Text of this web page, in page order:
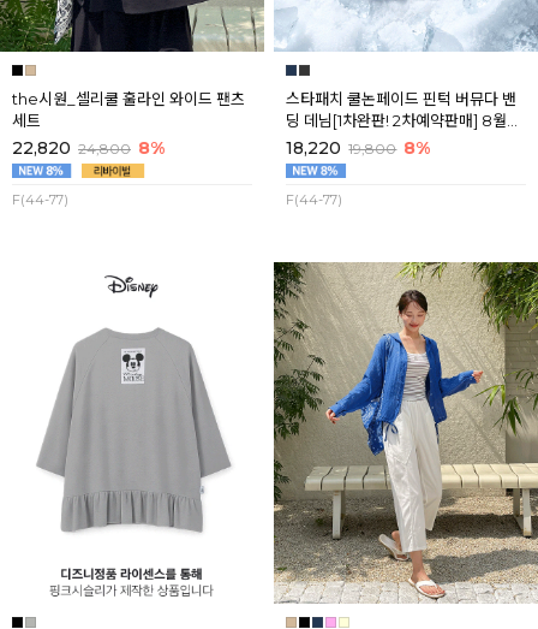
the시원_셀리쿨 훌라인 와이드 팬츠
세트
22,820 24,800 8%
F(44-77)
스타패치 쿨논페이드 핀턱 버뮤다 밴
딩 데님[1차완판! 2차예약판매] 8월셋
째주 순차배송
18,220 19,800 8%
F(44-77)